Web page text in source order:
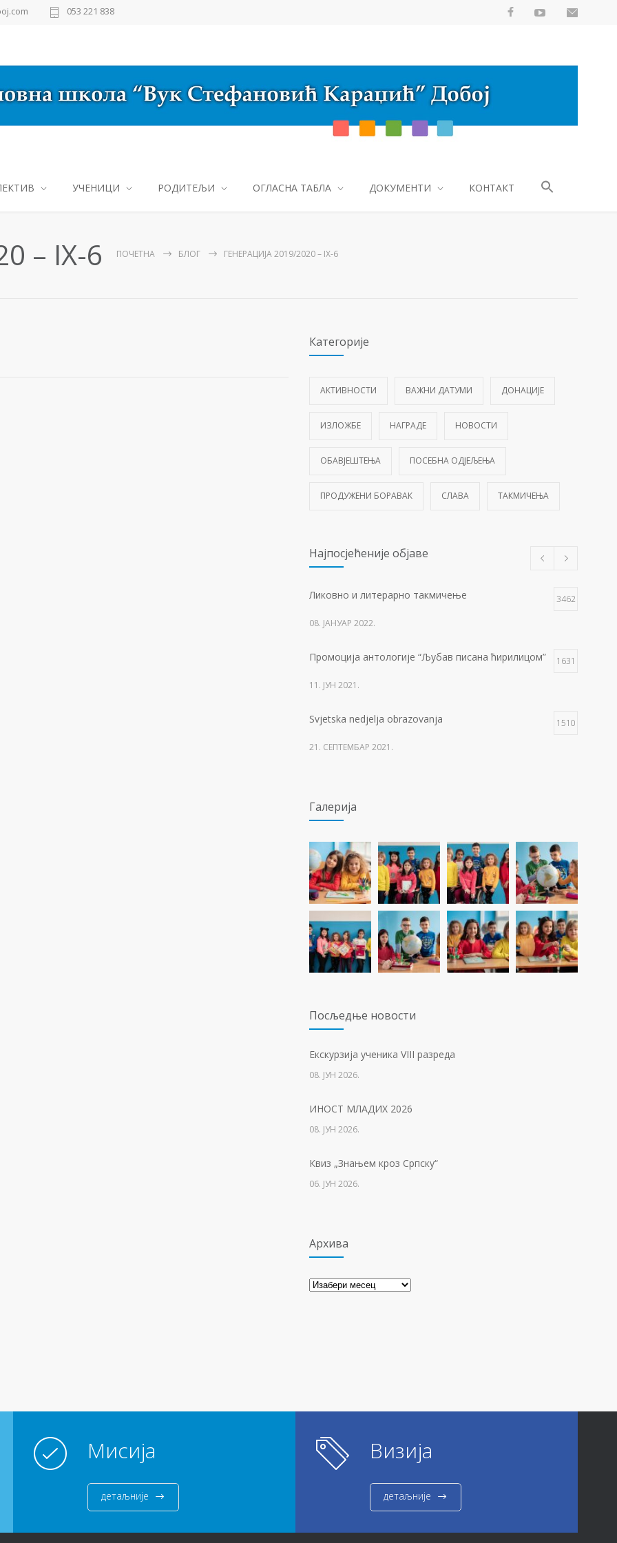
053 221 838
УЧЕНИЦИ РОДИТЕЉИ ОГЛАСНА ТАБЛА ДОКУМЕНТИ КОНТАКТ
– IX-6 ПОЧЕТНА БЛОГ ГЕНЕРАЦИЈА 2019/2020 – IX-6
Категорије
АКТИВНОСТИ ВАЖНИ ДАТУМИ ДОНАЦИЈЕ
ИЗЛОЖБЕ НАГРАДЕ НОВОСТИ
ОБАВЈЕШТЕЊА ПОСЕБНА ОДЈЕЉЕЊА
ПРОДУЖЕНИ БОРАВАК СЛАВА ТАКМИЧЕЊА
Најпосјећеније објаве
Ликовно и литерарно такмичење 3462
08. ЈАНУАР 2022.
Промоција антологије “Љубав писана ћирилицом” 1631
11. ЈУН 2021.
Svjetska nedjelja obrazovanja 1510
21. СЕПТЕМБАР 2021.
09. ОКТОБАР 2021.
Прва награда на понос Града Добоја 1428
22. МАРТ 2021.
Дан матерњег језика 1307
23. ФЕБРУАР 2021.
Концентрациони логор Јасеновац (1941-1945) 1256
Упис дјеце у први разред
01. ФЕБРУАР 2023.
22. МАРТ 2021.
Галерија
Посљедњe новости
Eкскурзија ученика VIII разреда
08. ЈУН 2026.
ИНОСТ МЛАДИХ 2026
08. ЈУН 2026.
Квиз „Знањем кроз Српску“
06. ЈУН 2026.
Архива
Архива
Мисија
детаљније
Визија
детаљније